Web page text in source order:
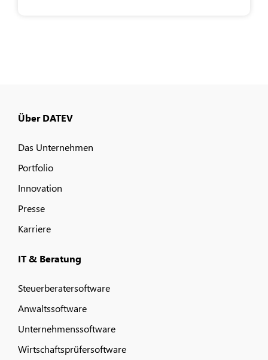
Über DATEV
Das Unternehmen
Portfolio
Innovation
Presse
Karriere
IT & Beratung
Steuerberatersoftware
Anwaltssoftware
Unternehmenssoftware
Wirtschaftsprüfersoftware